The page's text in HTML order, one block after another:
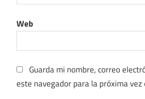
Web
Guarda mi nombre, correo
este navegador para la próxima vez